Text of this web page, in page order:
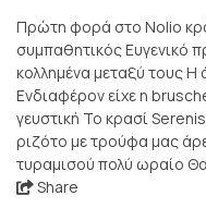
Πρώτη φορά στο Nolio
συμπαθητικός Ευγενικό
κολλημένα μεταξύ τους
Ενδιαφέρον είχε η
γευστική Το κρασί
ριζότο με τρούφα μας
τυραμισού πολύ ωραίο
Share